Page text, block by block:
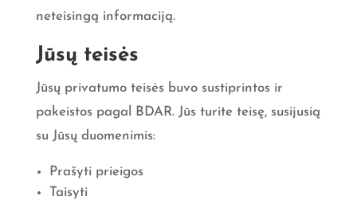
neteisingą informaciją.
Jūsų teisės
Jūsų privatumo teisės buvo sustiprintos ir
pakeistos pagal BDAR. Jūs turite teisę, susijusią
su Jūsų duomenimis:
Prašyti prieigos
Taisyti